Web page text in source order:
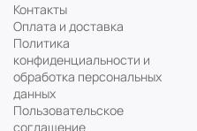
Контакты
Оплата и доставка
Политика
конфиденциальности и
обработка персональных
данных
Пользовательское
соглашение